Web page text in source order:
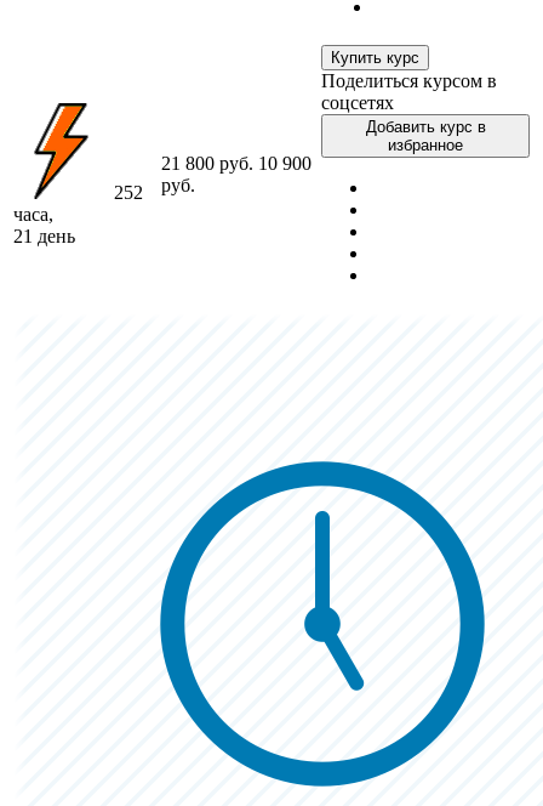
252
часа,
21 день
21 800 руб. 10 900
руб.
Купить курс
Поделиться курсом в
соцсетях
Добавить курс в
избранное